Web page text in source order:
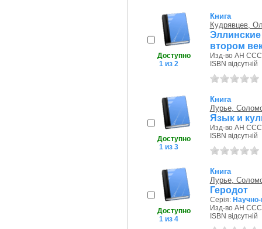
Доступно
1 из 2
Книга
Кудрявцев,
втором
Изд-во АН
ISBN відсутній
Доступно
1 из 3
Книга
Лурье,
Язык и
Изд-во АН
ISBN відсутній
Доступно
1 из 4
Книга
Лурье,
Геродот
Серія:
Изд-во АН
ISBN відсутній